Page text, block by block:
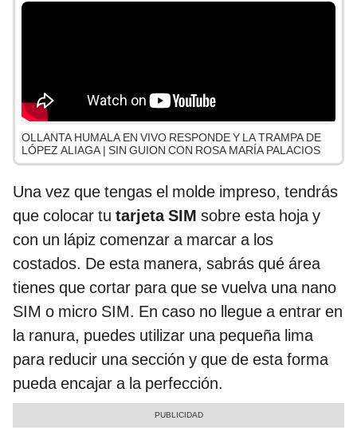
OLLANTA HUMALA EN VIVO RESPONDE Y LA TRAMPA DE
LÓPEZ ALIAGA | SIN GUION CON ROSA MARÍA PALACIOS
Una vez que tengas el molde impreso, tendrás
que colocar tu tarjeta SIM sobre esta hoja y
con un lápiz comenzar a marcar a los
costados. De esta manera, sabrás qué área
tienes que cortar para que se vuelva una nano
SIM o micro SIM. En caso no llegue a entrar en
la ranura, puedes utilizar una pequeña lima
para reducir una sección y que de esta forma
pueda encajar a la perfección.